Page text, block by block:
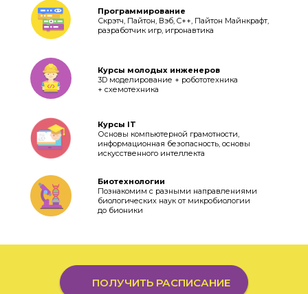
Биотехнологии
Познакомим с разными направлениями
биологических наук от микробиологии
до бионики
Курсы IT
Основы компьютерной грамотности,
информационная безопасность, основы
искусственного интеллекта
Программирование
Скрэтч, Пайтон, Вэб, C++, Пайтон Майнкрафт,
разработчик игр, игронавтика
Курсы молодых инженеров
3D моделирование + робототехника
+ схемотехника
ПОЛУЧИТЬ РАСПИСАНИЕ